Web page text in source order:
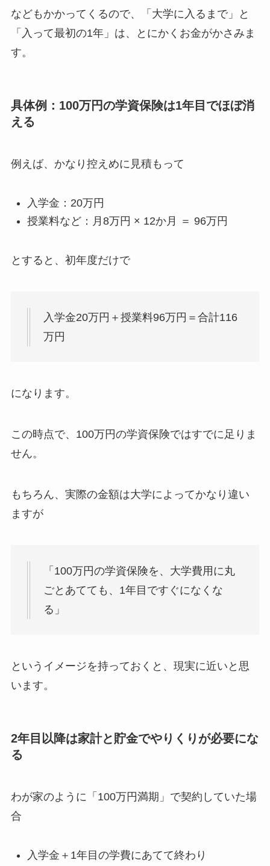
などもかかってくるので、「大学に入るまで」と
「入って最初の1年」は、とにかくお金がかさみま
す。
具体例：100万円の学資保険は1年目でほぼ消
える
例えば、かなり控えめに見積もって
入学金：20万円
授業料など：月8万円 × 12か月 ＝ 96万円
とすると、初年度だけで
入学金20万円＋授業料96万円＝合計116
万円
になります。
この時点で、100万円の学資保険ではすでに足りま
せん。
もちろん、実際の金額は大学によってかなり違い
ますが
「100万円の学資保険を、大学費用に丸
ごとあてても、1年目ですぐになくな
る」
というイメージを持っておくと、現実に近いと思
います。
2年目以降は家計と貯金でやりくりが必要にな
る
わが家のように「100万円満期」で契約していた場
合
入学金＋1年目の学費にあてて終わり